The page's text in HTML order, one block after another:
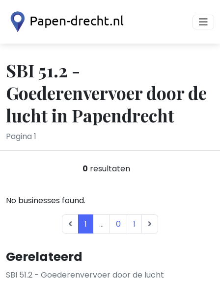
SBI 51.2 -
Goederenvervoer door de
lucht in Papendrecht
Pagina 1
Gerelateerd
SBI 51.2 - Goederenvervoer door de lucht
0 resultaten
No businesses found.
1 ... 0 1